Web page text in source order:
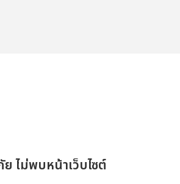
ไม่พบหน้าเว็บไซต์